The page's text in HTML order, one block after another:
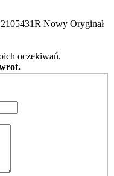
Nowy Oryginał
oczekiwań.